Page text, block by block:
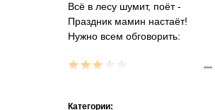
Всё в лесу шумит, поёт -
Праздник мамин настаёт!
Нужно всем обговорить:
Категории: